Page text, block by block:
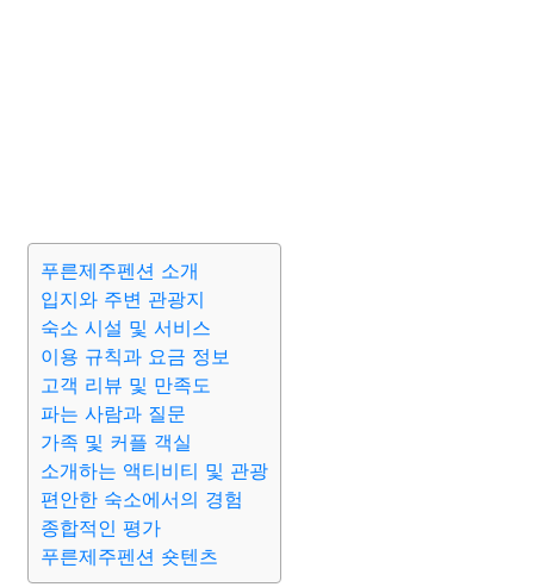
푸른제주펜션 소개
입지와 주변 관광지
숙소 시설 및 서비스
이용 규칙과 요금 정보
고객 리뷰 및 만족도
파는 사람과 질문
가족 및 커플 객실
소개하는 액티비티 및 관광
편안한 숙소에서의 경험
종합적인 평가
푸른제주펜션 숏텐츠